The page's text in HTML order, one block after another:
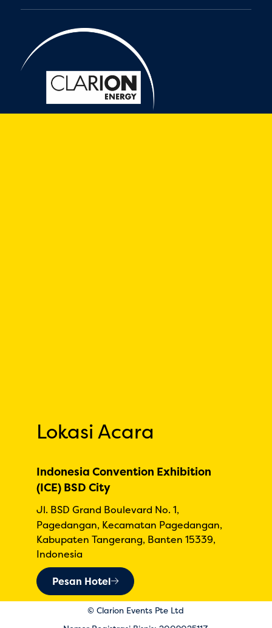
Lokasi Acara
Indonesia Convention Exhibition
(ICE) BSD City
Jl. BSD Grand Boulevard No. 1,
Pagedangan, Kecamatan Pagedangan,
Kabupaten Tangerang, Banten 15339,
Indonesia
Pesan Hotel
© Clarion Events Pte Ltd